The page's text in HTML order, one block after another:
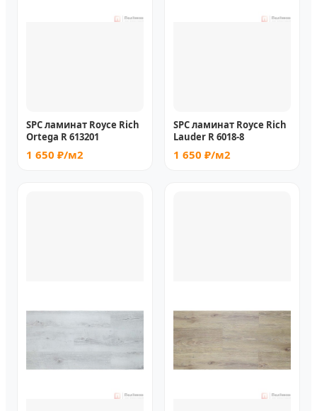
SPC ламинат Royce Rich
Ortega R 613201
1 650 ₽/м2
SPC ламинат Royce Rich
Lauder R 6018-8
1 650 ₽/м2